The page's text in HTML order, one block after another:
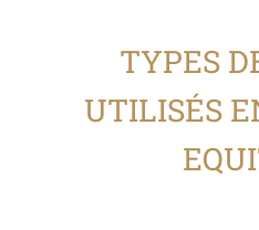
TYPES
UTILISÉS